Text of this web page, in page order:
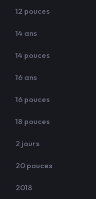
12 pouces
14 ans
14 pouces
16 ans
16 pouces
18 pouces
2 jours
20 pouces
2018